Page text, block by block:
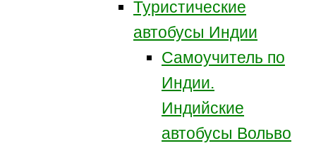
Туристические
автобусы Индии
Самоучитель по
Индии.
Индийские
автобусы Вольво